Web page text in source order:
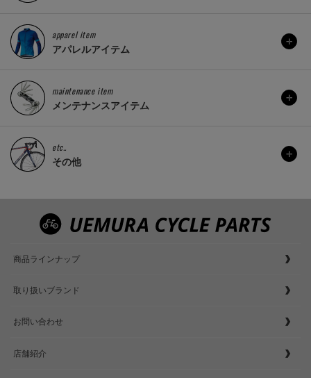
apparel item
アパレルアイテム
maintenance item
メンテナンスアイテム
etc..
その他
商品ラインナップ
取り扱いブランド
お問い合わせ
店舗紹介